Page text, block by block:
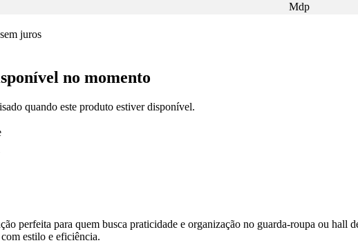
Mdp
sem juros
no momento
quando este produto estiver disponível.
perfeita para quem busca praticidade e organização no guarda-roupa ou
estilo e eficiência.